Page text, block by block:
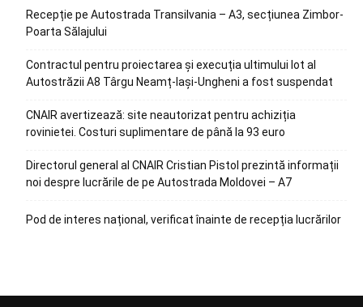
Recepție pe Autostrada Transilvania – A3, secțiunea Zimbor-
Poarta Sălajului
Contractul pentru proiectarea și execuția ultimului lot al
Autostrăzii A8 Târgu Neamț-Iași-Ungheni a fost suspendat
CNAIR avertizează: site neautorizat pentru achiziția
rovinietei. Costuri suplimentare de până la 93 euro
Directorul general al CNAIR Cristian Pistol prezintă informații
noi despre lucrările de pe Autostrada Moldovei – A7
Pod de interes național, verificat înainte de recepția lucrărilor